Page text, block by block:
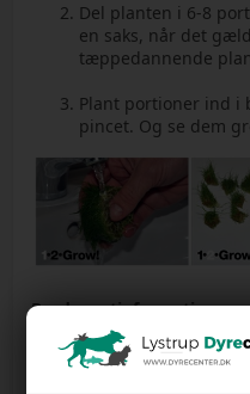
Del planten i 6-8
en saks, når det
tæppedannende
Plant portioner ind i
pincet. Og se dem
Producentinformation
Tropica Aquarium Plants
Mejlbyvej 200, 8250 Egå,
tropica@tropica.com